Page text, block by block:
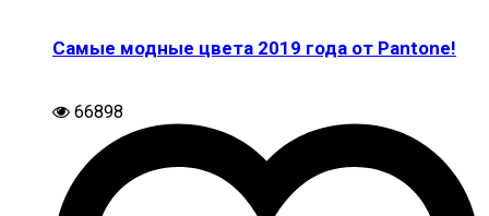
Самые модные цвета 2019 года от Pantone!
66898